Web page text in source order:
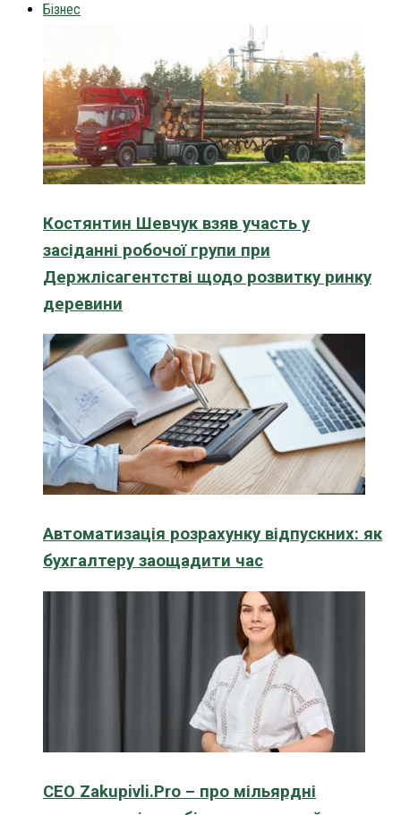
Бізнес
Костянтин Шевчук взяв участь у
засіданні робочої групи при
Держлісагентстві щодо розвитку ринку
деревини
Автоматизація розрахунку відпускних: як
бухгалтеру заощадити час
CEO Zakupivli.Pro – про мільярдні